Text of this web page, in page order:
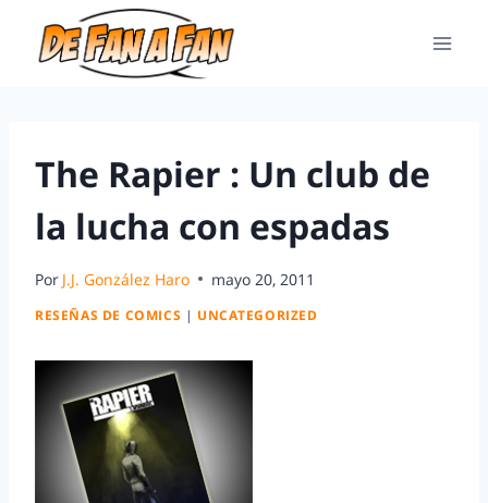
The Rapier : Un club de
la lucha con espadas
Por J.J. González Haro mayo 20, 2011
RESEÑAS DE COMICS | UNCATEGORIZED